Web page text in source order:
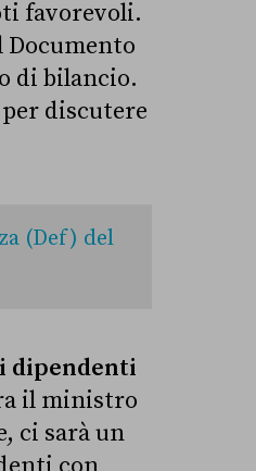
favorevoli.
Documento
di bilancio.
discutere
(Def) del
dipendenti
il ministro
ci sarà un